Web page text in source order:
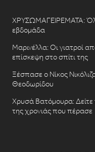
ΧΡΥΣΩΜΑΓΕΙΡΕΜΑΤΑ:
εβδομάδα
Μαρινέλλα: Οι γιατροί
επίσκεψη στο σπίτι της
Ξέσπασε ο Νίκος
Θεοδωρίδου
Χρυσά Βατόμουρα: Δείτε
της χρονιάς που πέρασε